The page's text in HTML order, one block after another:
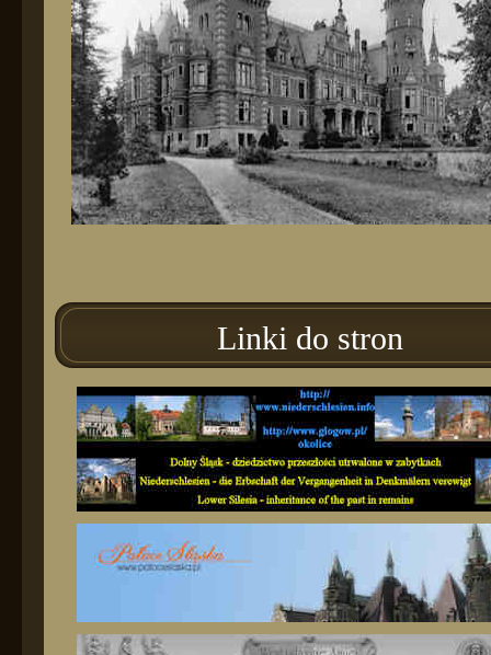
Linki do stron